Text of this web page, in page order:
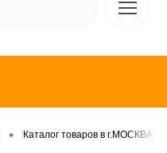
• Каталог товаров в г.МОСКВА